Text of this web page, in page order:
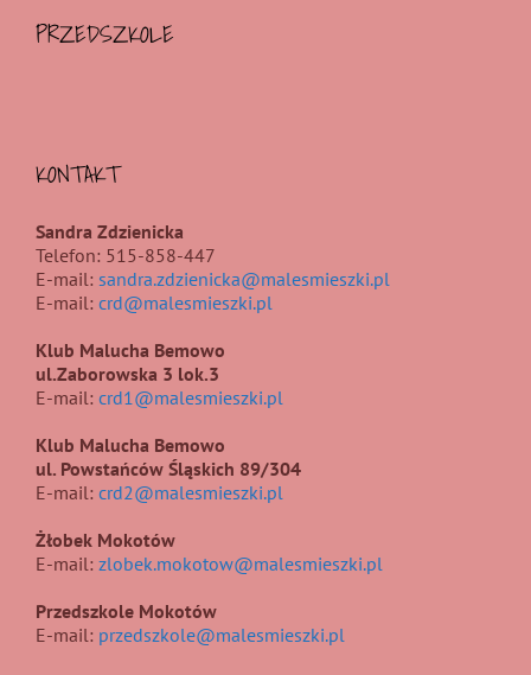
PRZEDSZKOLE
KONTAKT
Sandra Zdzienicka
Telefon: 515-858-447
E-mail: sandra.zdzienicka@malesmieszki.pl
E-mail: crd@malesmieszki.pl
Klub Malucha Bemowo
ul.Zaborowska 3 lok.3
E-mail: crd1@malesmieszki.pl
Klub Malucha Bemowo
ul. Powstańców Śląskich 89/304
E-mail: crd2@malesmieszki.pl
Żłobek Mokotów
E-mail: zlobek.mokotow@malesmieszki.pl
Przedszkole Mokotów
E-mail: przedszkole@malesmieszki.pl